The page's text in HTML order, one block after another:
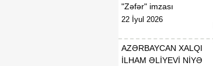
"Zəfər" imzası
22 İyul 2026
AZƏRBAYCAN XALQI
İLHAM ƏLİYEVİ NİYƏ